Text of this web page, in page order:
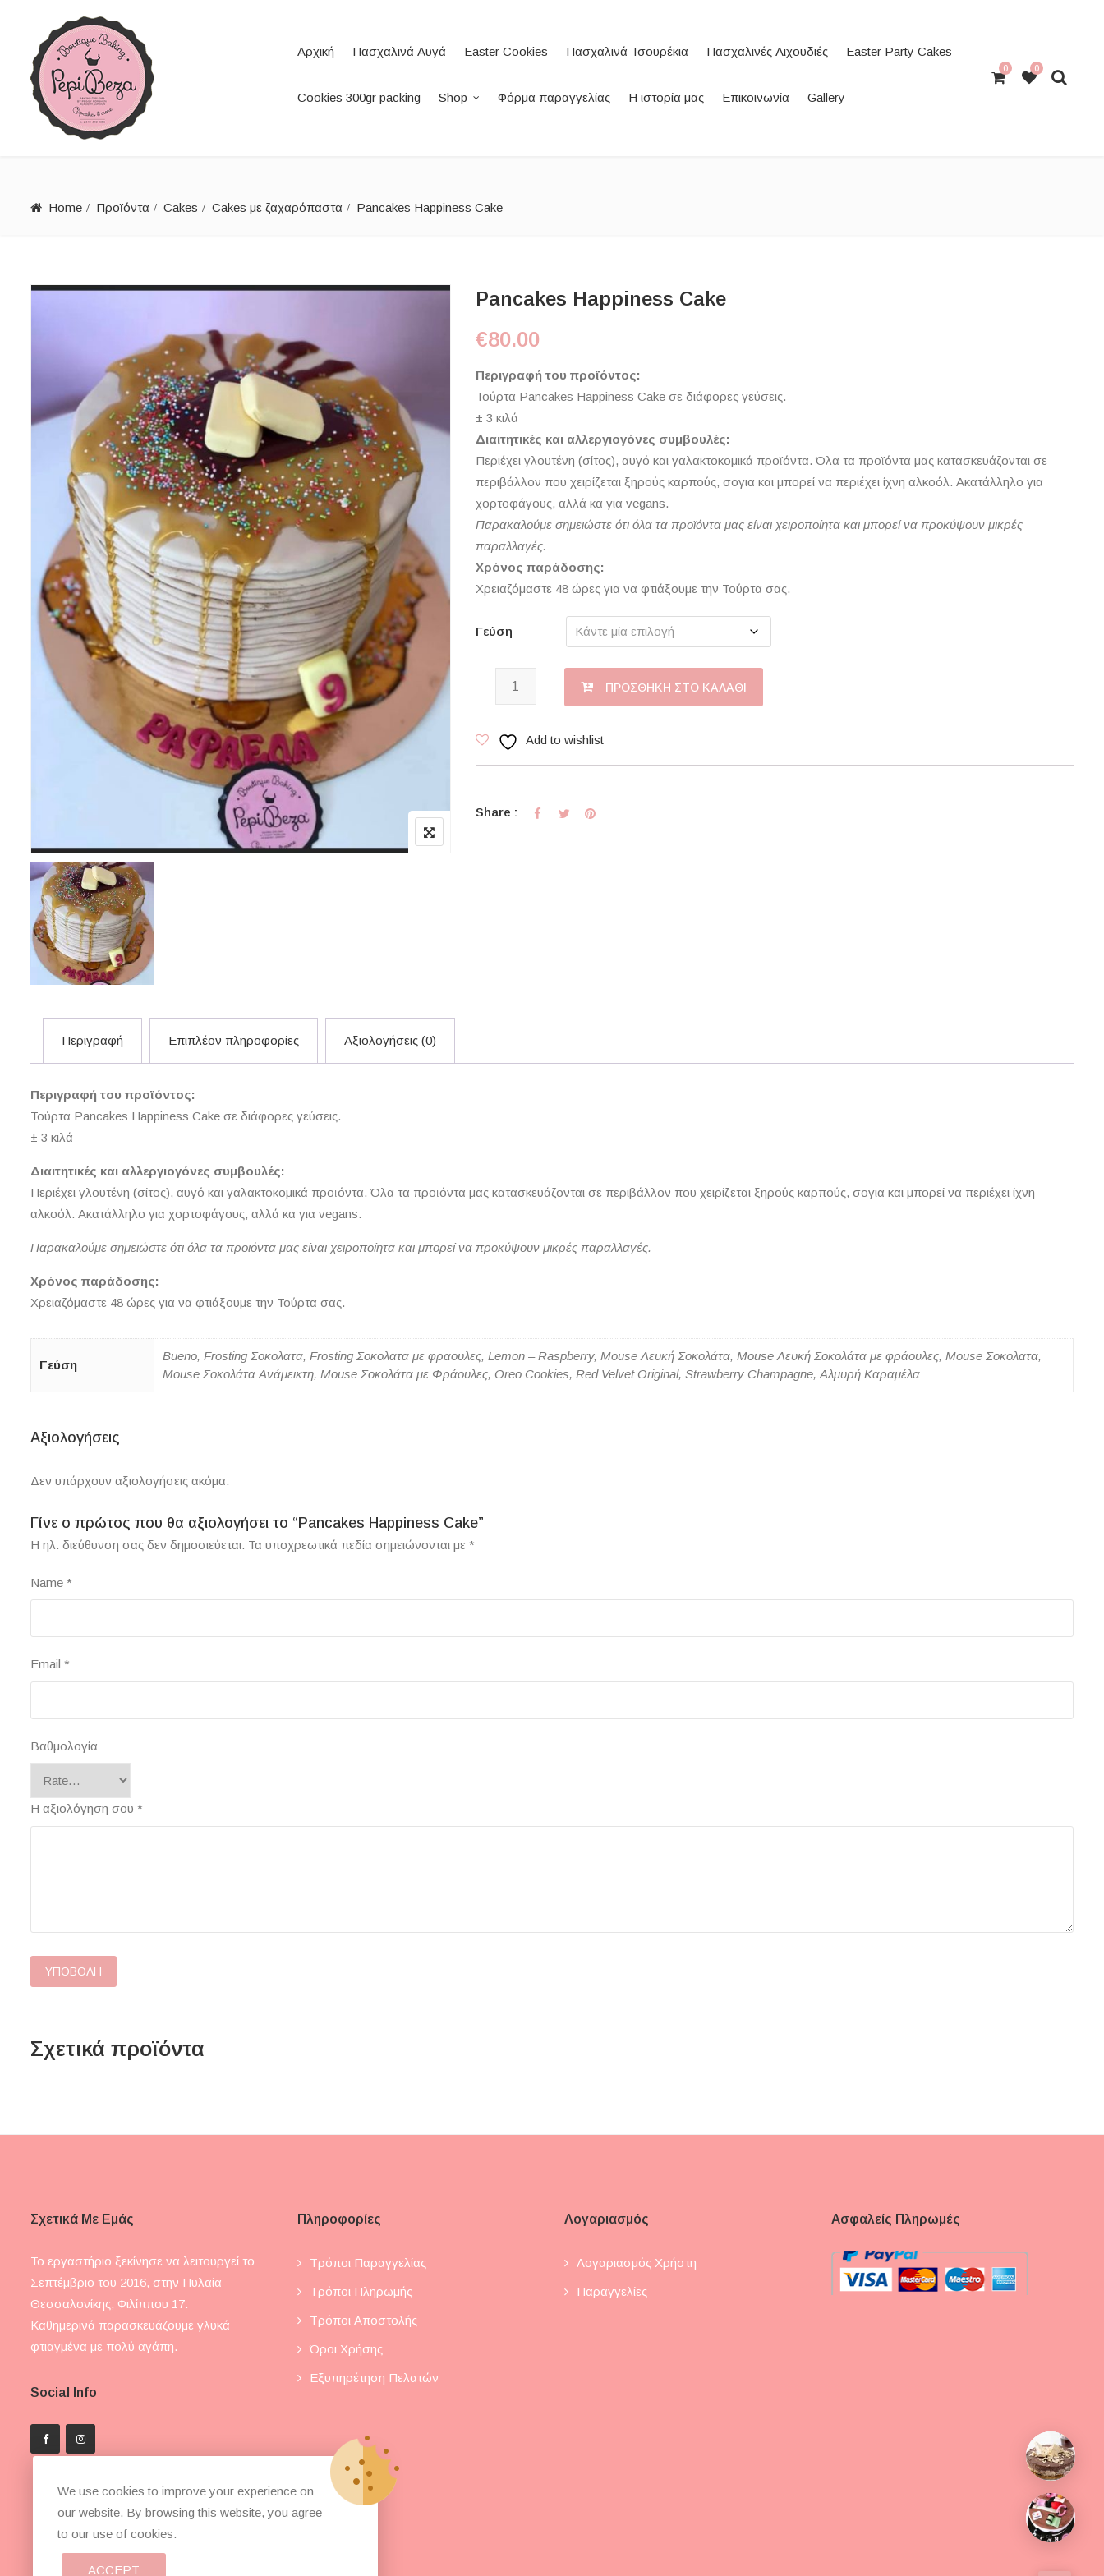
Αρχική Πασχαλινά Αυγά Easter Cookies Πασχαλινά Τσουρέκια Πασχαλινές Λιχουδιές Easter Party Cakes
Cookies 300gr packing Shop Φόρμα παραγγελίας Η ιστορία μας Επικοινωνία Gallery
0 0
Home Προϊόντα Cakes Cakes με ζαχαρόπαστα Pancakes Happiness Cake
Pancakes Happiness Cake
€80.00
Περιγραφή του προϊόντος:
Τούρτα Pancakes Happiness Cake σε διάφορες γεύσεις.
± 3 κιλά
Διαιτητικές και αλλεργιογόνες συμβουλές:
Περιέχει γλουτένη (σίτος), αυγό και γαλακτοκομικά προϊόντα. Όλα τα προϊόντα μας κατασκευάζονται σε
περιβάλλον που χειρίζεται ξηρούς καρπούς, σογια και μπορεί να περιέχει ίχνη αλκοόλ. Ακατάλληλο για
χορτοφάγους, αλλά κα για vegans.
Παρακαλούμε σημειώστε ότι όλα τα προϊόντα μας είναι χειροποίητα και μπορεί να προκύψουν μικρές
παραλλαγές.
Χρόνος παράδοσης:
Χρειαζόμαστε 48 ώρες για να φτιάξουμε την Τούρτα σας.
Γεύση
ΠΡΟΣΘΉΚΗ ΣΤΟ ΚΑΛΆΘΙ
Add to wishlist
Share :
Περιγραφή Επιπλέον πληροφορίες Αξιολογήσεις (0)
Περιγραφή του προϊόντος:
Τούρτα Pancakes Happiness Cake σε διάφορες γεύσεις.
± 3 κιλά
Διαιτητικές και αλλεργιογόνες συμβουλές:
Περιέχει γλουτένη (σίτος), αυγό και γαλακτοκομικά προϊόντα. Όλα τα προϊόντα μας κατασκευάζονται σε περιβάλλον που χειρίζεται ξηρούς καρπούς, σογια και μπορεί να περιέχει ίχνη
αλκοόλ. Ακατάλληλο για χορτοφάγους, αλλά κα για vegans.
Παρακαλούμε σημειώστε ότι όλα τα προϊόντα μας είναι χειροποίητα και μπορεί να προκύψουν μικρές παραλλαγές.
Χρόνος παράδοσης:
Χρειαζόμαστε 48 ώρες για να φτιάξουμε την Τούρτα σας.
Γεύση
Bueno, Frosting Σοκολατα, Frosting Σοκολατα με φραουλες, Lemon – Raspberry, Mouse Λευκή Σοκολάτα, Mouse Λευκή Σοκολάτα με φράουλες, Mouse Σοκολατα,
Mouse Σοκολάτα Ανάμεικτη, Mouse Σοκολάτα με Φράουλες, Oreo Cookies, Red Velvet Original, Strawberry Champagne, Αλμυρή Καραμέλα
Αξιολογήσεις
Δεν υπάρχουν αξιολογήσεις ακόμα.
Γίνε ο πρώτος που θα αξιολογήσει το “Pancakes Happiness Cake”
Η ηλ. διεύθυνση σας δεν δημοσιεύεται. Τα υποχρεωτικά πεδία σημειώνονται με *
Name *
Email *
Βαθμολογία
Η αξιολόγηση σου *
Σχετικά προϊόντα
Σχετικά Με Εμάς
Το εργαστήριο ξεκίνησε να λειτουργεί το
Σεπτέμβριο του 2016, στην Πυλαία
Θεσσαλονίκης, Φιλίππου 17.
Καθημερινά παρασκευάζουμε γλυκά
φτιαγμένα με πολύ αγάπη.
Social Info
Πληροφορίες
Τρόποι Παραγγελίας
Τρόποι Πληρωμής
Τρόποι Αποστολής
Όροι Χρήσης
Εξυπηρέτηση Πελατών
Λογαριασμός
Λογαριασμός Χρήστη
Παραγγελίες
Ασφαλείς Πληρωμές
We use cookies to improve your experience on
our website. By browsing this website, you agree
to our use of cookies.
ACCEPT